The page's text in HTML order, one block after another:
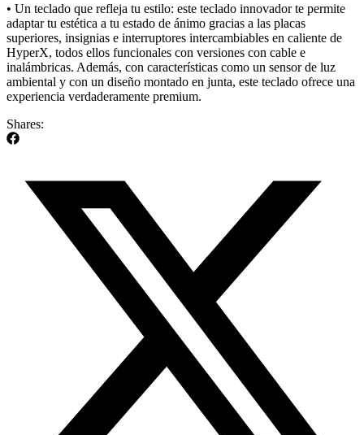
• Un teclado que refleja tu estilo: este teclado innovador te permite
adaptar tu estética a tu estado de ánimo gracias a las placas
superiores, insignias e interruptores intercambiables en caliente de
HyperX, todos ellos funcionales con versiones con cable e
inalámbricas. Además, con características como un sensor de luz
ambiental y con un diseño montado en junta, este teclado ofrece una
experiencia verdaderamente premium.
Shares: